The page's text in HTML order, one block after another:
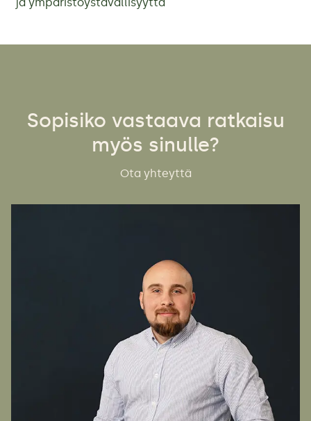
Sopisiko vastaava ratkaisu
myös sinulle?
Ota yhteyttä